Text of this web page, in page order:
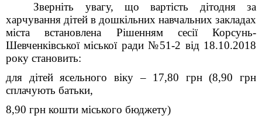
Зверніть увагу, що вартість дітодня за
харчування дітей в дошкільних навчальних закладах
міста встановлена Рішенням сесії Корсунь-
Шевченківської міської ради №51-2 від 18.10.2018
року становить:
для дітей ясельного віку – 17,80 грн (8,90 грн
сплачують батьки,
8,90 грн кошти міського бюджету)